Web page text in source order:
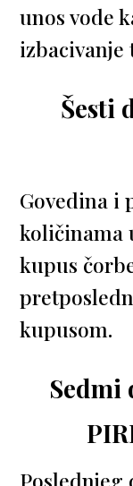
unos vode
izbacivanje
Šesti
Govedina i
količinama
kupus
kupusom.
Sedmi
Poslednjeg